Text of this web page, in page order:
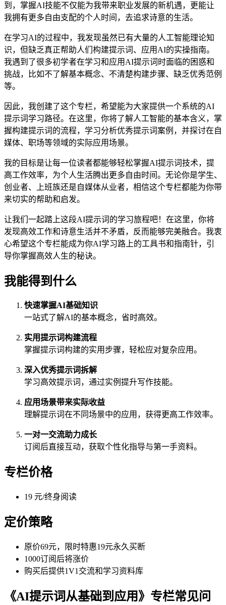
到，掌握AI技能不仅能为我带来职业发展的新机遇，更能让
我拥有更多自由支配的个人时间，去追求诗意的生活。
在学习AI的过程中，我发现虽然已有大量的人工智能理论知
识，但缺乏真正帮助人们构建提示词、应用AI的实操指南。
我遇到了很多初学者在学习和应用AI提示词时面临的困惑和
挑战，比如不了解基本概念、不清楚构建步骤、缺乏优秀范例
等。
因此，我创建了这个专栏，希望能为大家提供一个系统的AI
提示词学习路径。在这里，你将了解人工智能的基本含义，掌
握构建提示词的流程，学习分析优秀提示词案例，并探讨在自
媒体、职场等领域的实际应用场景。
我的目标是让每一位读者都能够轻松掌握AI提示词技术，提
高工作效率，为个人生活腾出更多自由时间。无论你是学生、
创业者、上班族还是自媒体从业者，相信这个专栏都能为你带
来切实的帮助和启发。
让我们一起踏上这段AI提示词的学习旅程吧！在这里，你将
发现高效工作和诗意生活并不矛盾，反而能够完美融合。我衷
心希望这个专栏能成为你AI学习路上的工具书和指南针，引
导你掌握高效人生的秘诀。
我能得到什么
快速掌握AI基础知识
一站式了解AI的基本概念，省时高效。
实用提示词构建流程
掌握提示词构建的实用步骤，轻松应对复杂应用。
深入优秀提示词拆解
学习高效提示词，通过实例提升写作技能。
应用场景带来实际收益
理解提示词在不同场景中的应用，获得更高工作效率。
一对一交流助力成长
订阅后直接互动，获取个性化指导与第一手资料。
专栏价格
19 元/终身阅读
定价策略
原价69元，限时特惠19元永久买断
1000订阅后将涨价
购买后提供1V1交流和学习资料库
《AI提示词从基础到应用》专栏常见问